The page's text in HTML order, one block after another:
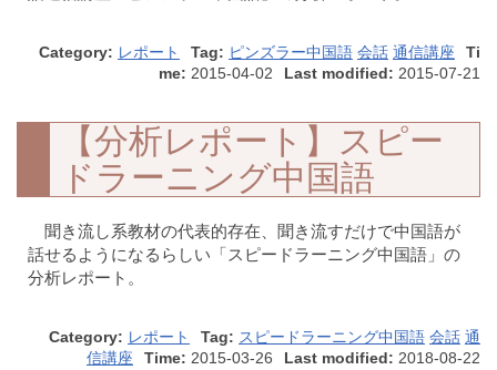
Category: レポート Tag: ピンズラー中国語 会話 通信講座
Ti
me: 2015-04-02 Last modified: 2015-07-21
【分析レポート】スピー
ドラーニング中国語
聞き流し系教材の代表的存在、聞き流すだけで中国語が
話せるようになるらしい「スピードラーニング中国語」の
分析レポート。
Category: レポート Tag: スピードラーニング中国語 会話 通
信講座
Time: 2015-03-26 Last modified: 2018-08-22